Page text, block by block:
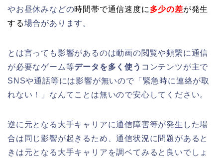
やお昼休みなどの時間帯で通信速度に 多少の差が発生
する場合があります。
とは言っても影響があるのは動画の閲覧や頻繫に通信
が必要なゲーム等データを多く使う コンテンツが主で
SNSや通話等には影響が無いので「緊急時に連絡が取
れない！」なんてことは無いので安心してください。
逆に元となる大手キャリアに通信障害等が発生した場
合は同じ影響が起きるため、通信状況に問題があると
きは元となる大手キャリアを調ベてみると良いでしょ